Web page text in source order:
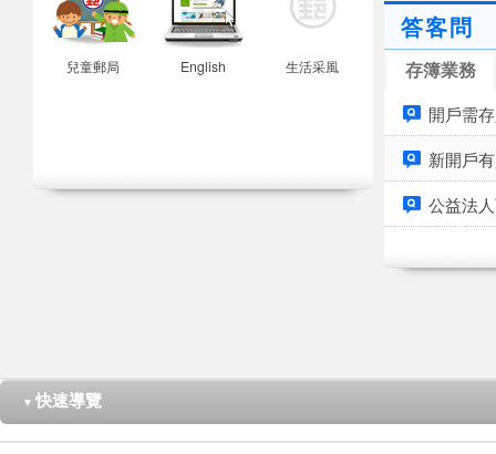
兒童郵局 English 生活采風
答客問
存簿業務
開戶需
新開戶
公益法
▼ 快速導覽